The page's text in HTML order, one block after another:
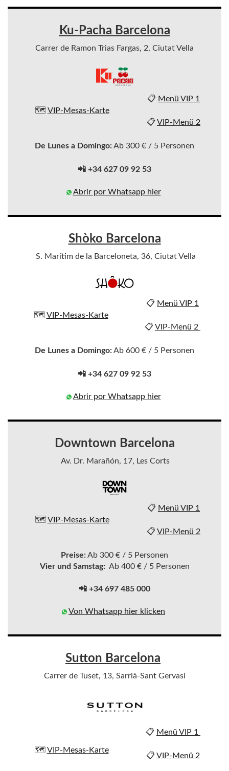
Ku-Pacha Barcelona
Carrer de Ramon Trias Fargas, 2, Ciutat Vella
🗺️ VIP-Mesas-Karte
📋 Menü VIP 1
📋VIP-Menü 2
De Lunes a Domingo:Ab 300 € / 5 Personen
📲 +34 627 09 92 53
Abrir por Whatsapp hier
Shòko Barcelona
S. Marítim de la Barceloneta, 36, Ciutat Vella
🗺️ VIP-Mesas-Karte
📋 Menü VIP 1
📋VIP-Menü 2
De Lunes a Domingo:Ab 600 € / 5 Personen
📲 +34 627 09 92 53
Abrir por Whatsapp hier
Downtown Barcelona
Av. Dr. Marañón, 17, Les Corts
🗺️ VIP-Mesas-Karte
📋 Menü VIP 1
📋VIP-Menü 2
Preise:Ab 300 € / 5 Personen
Vier und Samstag:Ab 400 € / 5 Personen
📲 +34 697 485 000
Von Whatsapp hier klicken
Sutton Barcelona
Carrer de Tuset, 13, Sarrià-Sant Gervasi
🗺️ VIP-Mesas-Karte
📋 Menü VIP 1
📋VIP-Menü 2